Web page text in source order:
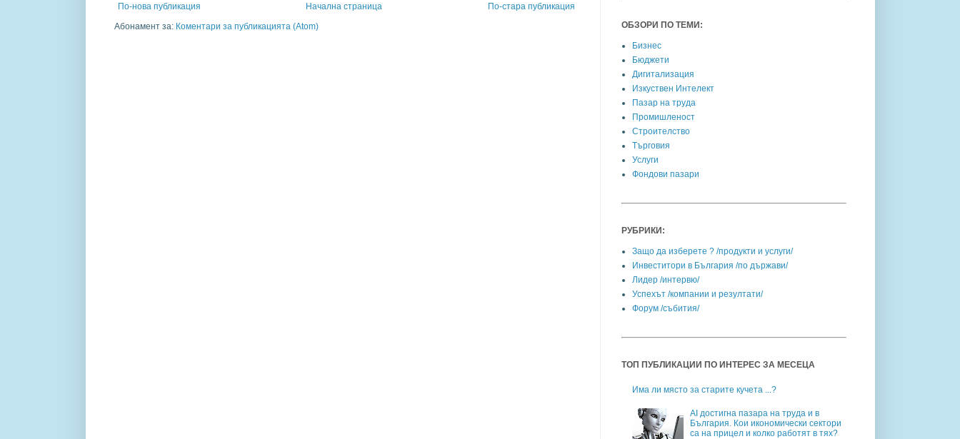
По-нова публикация По-стара публикация
Начална страница
Абонамент за: Коментари за публикацията (Atom) ОБЗОРИ ПО ТЕМИ:
Бизнес
Бюджети
Дигитализация
Изкуствен Интелект
Пазар на труда
Промишленост
Строителство
Търговия
Услуги
Фондови пазари
РУБРИКИ:
Защо да изберете ? /продукти и услуги/
Инвеститори в България /по държави/
Лидер /интервю/
Успехът /компании и резултати/
Форум /събития/
ТОП ПУБЛИКАЦИИ ПО ИНТЕРЕС ЗА МЕСЕЦА
Има ли място за старите кучета ...?
AI достигна пазара на труда и в
България. Кои икономически сектори
са на прицел и колко работят в тях?